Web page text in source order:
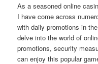
As a seasoned online
I have come across
with daily promotions in
delve into the world of
promotions, security
can enjoy this popular